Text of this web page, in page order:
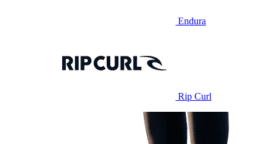
Endura
Rip Curl